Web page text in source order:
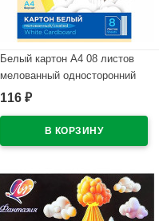
Белый картон А4 08 листов
мелованный односторонний
ЛУЧ Школа творчества 220г/м
116 ₽